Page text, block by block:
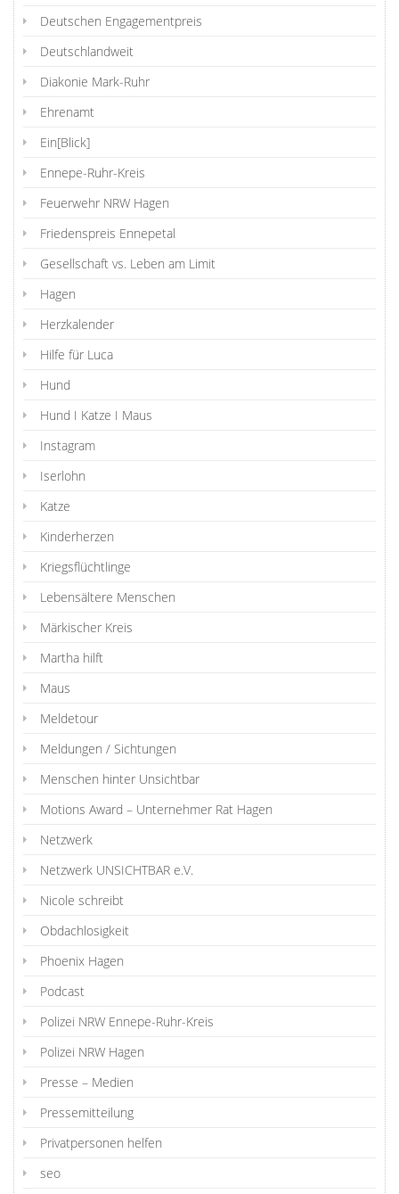
Deutschen Engagementpreis
Deutschlandweit
Diakonie Mark-Ruhr
Ehrenamt
Ein[Blick]
Ennepe-Ruhr-Kreis
Feuerwehr NRW Hagen
Friedenspreis Ennepetal
Gesellschaft vs. Leben am Limit
Hagen
Herzkalender
Hilfe für Luca
Hund
Hund I Katze I Maus
Instagram
Iserlohn
Katze
Kinderherzen
Kriegsflüchtlinge
Lebensältere Menschen
Märkischer Kreis
Martha hilft
Maus
Meldetour
Meldungen / Sichtungen
Menschen hinter Unsichtbar
Motions Award – Unternehmer Rat Hagen
Netzwerk
Netzwerk UNSICHTBAR e.V.
Nicole schreibt
Obdachlosigkeit
Phoenix Hagen
Podcast
Polizei NRW Ennepe-Ruhr-Kreis
Polizei NRW Hagen
Presse – Medien
Pressemitteilung
Privatpersonen helfen
seo